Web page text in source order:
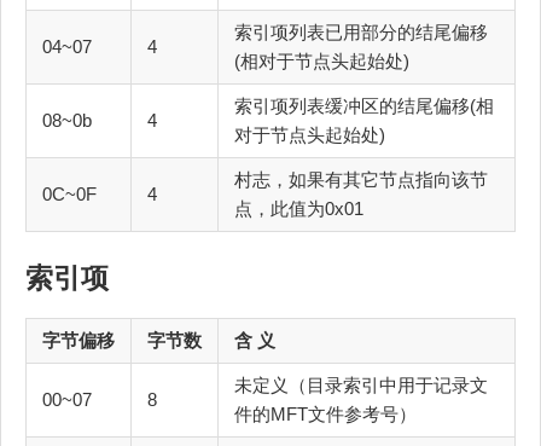
04~07 4
索引项列表已用部分的结尾偏移
(相对于节点头起始处)
08~0b 4
索引项列表缓冲区的结尾偏移(相
对于节点头起始处)
0C~0F 4
村志，如果有其它节点指向该节
点，此值为0x01
索引项
字节偏移 字节数 含 义
00~07 8
未定义（目录索引中用于记录文
件的MFT文件参考号）